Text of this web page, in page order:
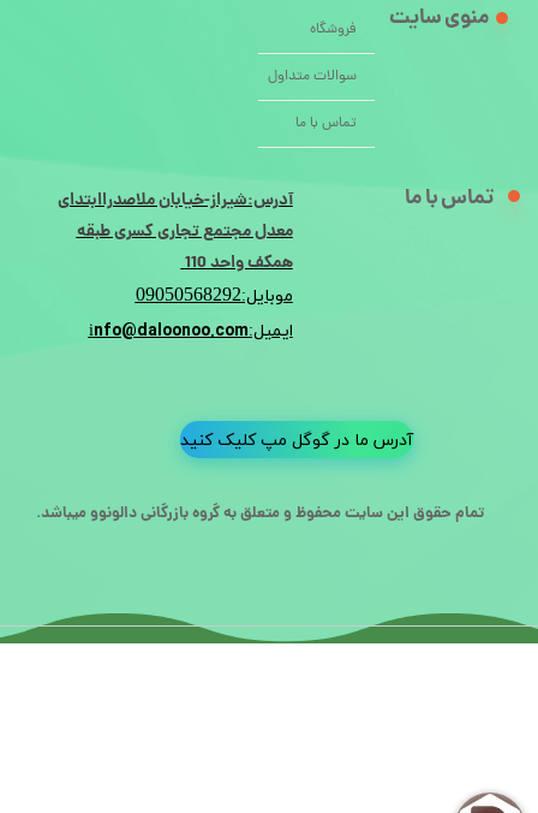
تمام حقوق این سایت محفوظ و متعلق به گروه بازرگانی دالونوو میباشد.
فروشگاه
سوالات متداول
تماس با ما
منوی سایت
تماس با ما
آدرس:شیراز-خیابان ملاصدراابتدای
معدل مجتمع تجاری کسری طبقه
همکف واحد 110
موبایل:09050568292
ایمیل:info@daloonoo.com
آدرس ما در گوگل مپ کلیک کنید